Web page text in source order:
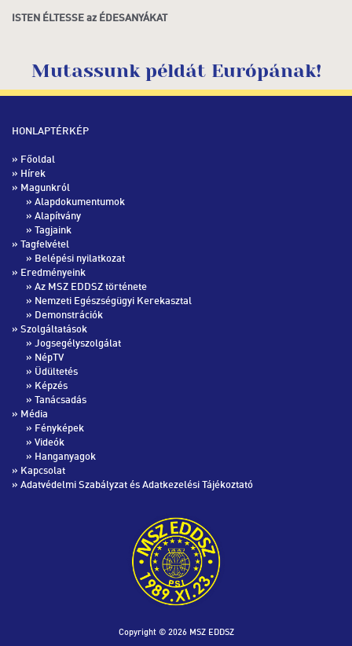
ISTEN ÉLTESSE az ÉDESANYÁKAT
Mutassunk példát Európának!
HONLAPTÉRKÉP
» Főoldal
» Hírek
» Magunkról
» Alapdokumentumok
» Alapítvány
» Tagjaink
» Tagfelvétel
» Belépési nyilatkozat
» Eredményeink
» Az MSZ EDDSZ története
» Nemzeti Egészségügyi Kerekasztal
» Demonstrációk
» Szolgáltatások
» Jogsegélyszolgálat
» NépTV
» Üdültetés
» Képzés
» Tanácsadás
» Média
» Fényképek
» Videók
» Hanganyagok
» Kapcsolat
» Adatvédelmi Szabályzat és Adatkezelési Tájékoztató
Copyright © 2026 MSZ EDDSZ